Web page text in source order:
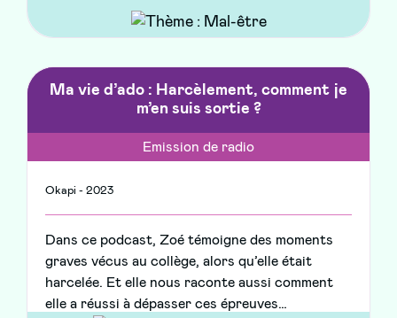
Ma vie d’ado : Harcèlement, comment je
m’en suis sortie ?
Emission de radio
Okapi - 2023
Dans ce podcast, Zoé témoigne des moments
graves vécus au collège, alors qu’elle était
harcelée. Et elle nous raconte aussi comment
elle a réussi à dépasser ces épreuves…